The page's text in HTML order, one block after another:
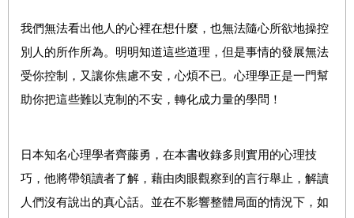
我們無法看出他人的心裡在想什麼，也無法隨心所欲地操控
別人的所作所為。明明知道這些道理，但是事情的發展無法
受你控制，又讓你焦慮不安，心煩不已。心理學正是一門幫
助你把這些難以克制的不安，轉化成力量的學問！
日本知名心理學者齊藤勇，在本書收錄多則實用的心理技
巧，他將帶領讀者了解，藉由肉眼觀察到的言行舉止，解讀
人們沒有說出的真心話。並在不影響整體局面的情況下，如